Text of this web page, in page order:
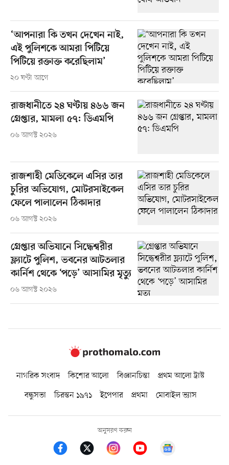
‘আপনারা কি তখন দেখেন নাই,
এই পুলিশকে আমরা পিটিয়ে
পিটিয়ে রক্তাক্ত করেছিলাম’
২০ ঘণ্টা আগে
রাজধানীতে ২৪ ঘণ্টায় ৪৬৬ জন
গ্রেপ্তার, মামলা ৫৭: ডিএমপি
০৬ আগস্ট ২০২৬
রাজশাহী মেডিকেলে এসির তার
চুরির অভিযোগ, মোটরসাইকেল
ফেলে পালালেন ঠিকাদার
০৬ আগস্ট ২০২৬
গ্রেপ্তার অভিযানে সিদ্ধেশ্বরীর
ফ্ল্যাটে পুলিশ, ভবনের আটতলার
কার্নিশ থেকে ‘পড়ে’ আসামির মৃত্যু
০৬ আগস্ট ২০২৬
নাগরিক সংবাদ কিশোর আলো বিজ্ঞানচিন্তা
প্রথম আলো ট্রাস্ট
বন্ধুসভা
চিরন্তন ১৯৭১ ইপেপার প্রথমা মোবাইল ভ্যাস
অনুসরণ করুন